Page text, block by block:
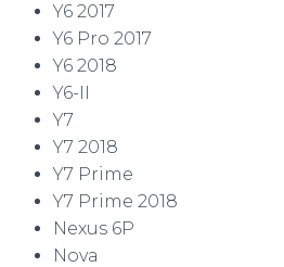
Y6 2017
Y6 Pro 2017
Y6 2018
Y6-II
Y7
Y7 2018
Y7 Prime
Y7 Prime 2018
Nexus 6P
Nova